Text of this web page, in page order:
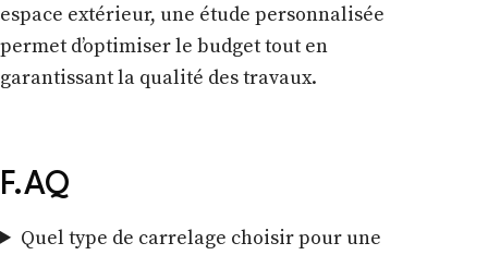
espace extérieur, une étude personnalisée
permet d’optimiser le budget tout en
garantissant la qualité des travaux.
F.AQ
Quel type de carrelage choisir pour une